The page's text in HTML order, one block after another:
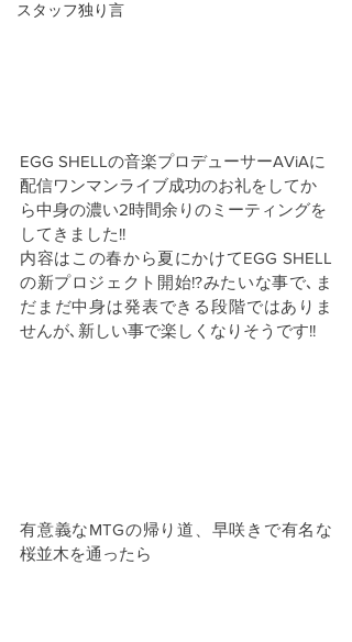
スタッフ独り言
EGG SHELLの音楽プロデューサーAViAに
配信ワンマンライブ成功のお礼をしてか
ら中身の濃い2時間余りのミーティングを
してきました!!
内容はこの春から夏にかけてEGG SHELL
の新プロジェクト開始!?みたいな事で､ま
だまだ中身は発表できる段階ではありま
せんが､新しい事で楽しくなりそうです!!
有意義なMTGの帰り道、早咲きで有名な
桜並木を通ったら